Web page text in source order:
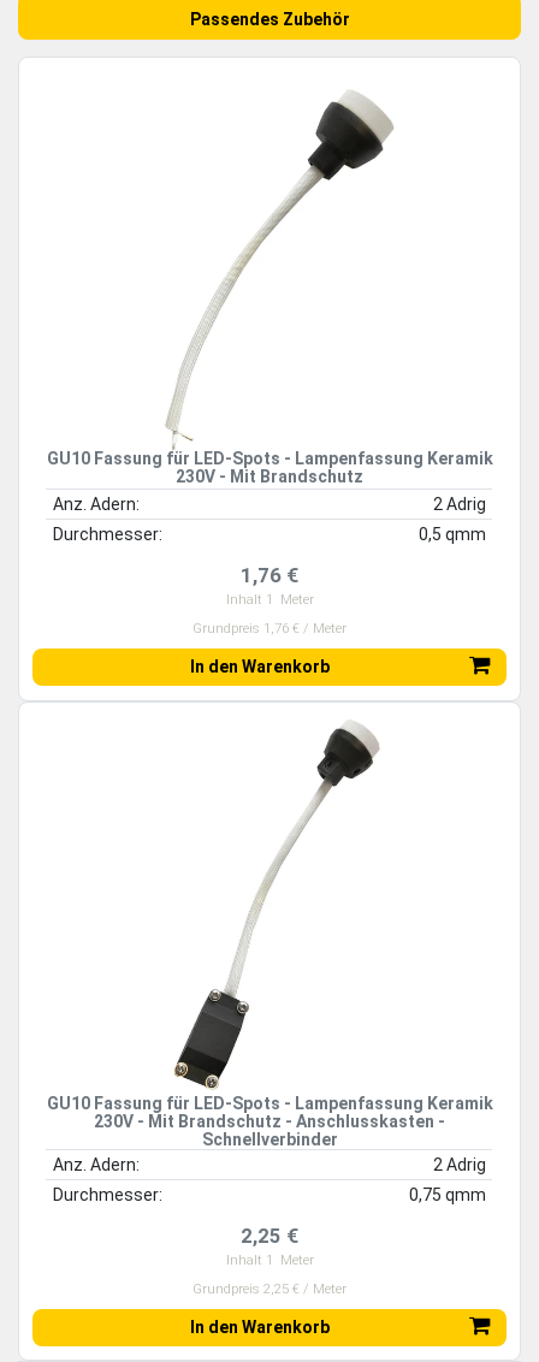
Passendes Zubehör
GU10 Fassung für LED-Spots - Lampenfassung Keramik
230V - Mit Brandschutz
Anz. Adern:
2 Adrig
Durchmesser:
0,5 qmm
1,76 €
Inhalt 1
Meter
Grundpreis 1,76 € / Meter
In den Warenkorb
GU10 Fassung für LED-Spots - Lampenfassung Keramik
230V - Mit Brandschutz - Anschlusskasten -
Schnellverbinder
Anz. Adern:
2 Adrig
Durchmesser:
0,75 qmm
2,25 €
Inhalt 1
Meter
Grundpreis 2,25 € / Meter
In den Warenkorb